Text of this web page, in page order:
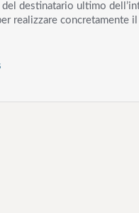
destinatario ultimo
realizzare concretamente